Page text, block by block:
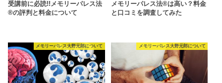
受講前に必読!!メモリーパレス法
®︎の評判と料金について
メモリーパレス法®︎は高い？料金
と口コミを調査してみた
メモリーパレス大野元郎について メモリーパレス大野元郎について